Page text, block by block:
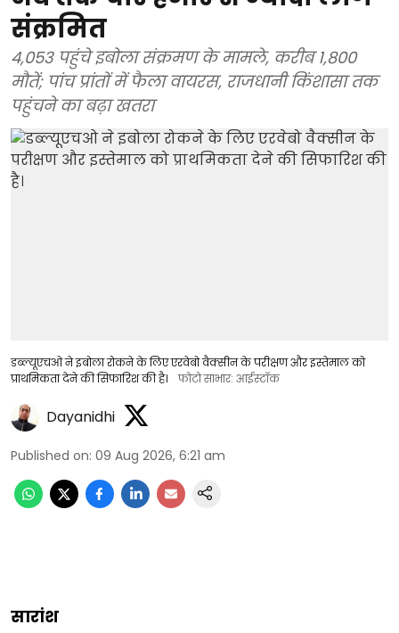
संक्रमित
4,053 पहुंचे इबोला संक्रमण के मामले, करीब 1,800
मौतें; पांच प्रांतों में फैला वायरस, राजधानी किंशासा तक
पहुंचने का बढ़ा खतरा
डब्ल्यूएचओ ने इबोला रोकने के लिए एरवेबो वैक्सीन के परीक्षण और इस्तेमाल को
प्राथमिकता देने की सिफारिश की है।
फोटो साभार: आईस्टॉक
Dayanidhi
Published on: 09 Aug 2026, 6:21 am
सारांश